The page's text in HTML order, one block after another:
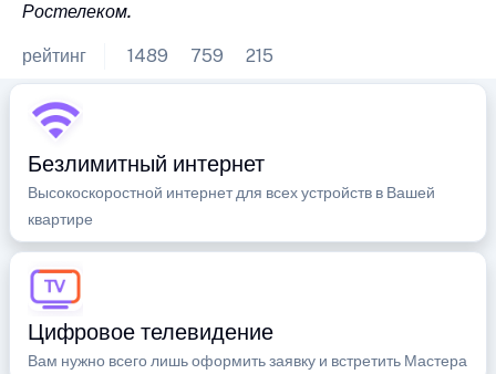
Ростелеком.
рейтинг 1489 759 215
Безлимитный интернет
Высокоскоростной интернет для всех устройств в Вашей
квартире
Цифровое телевидение
Вам нужно всего лишь оформить заявку и встретить Мастера